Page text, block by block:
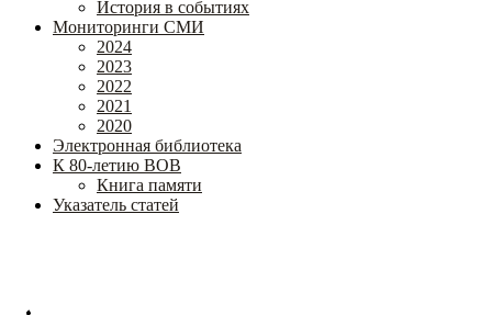
История в событиях
Мониторинги СМИ
2024
2023
2022
2021
2020
Электронная библиотека
К 80-летию ВОВ
Книга памяти
Указатель статей